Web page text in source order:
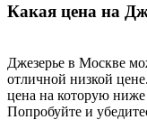
Какая цена на
Джезерье в Москве
отличной низкой
цена на которую
Попробуйте и